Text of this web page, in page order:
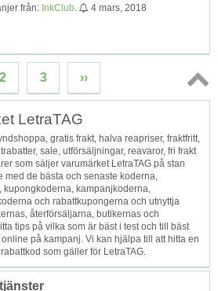
från: InkClub 4 mars, 2018
2 3 ››
Topp
LetraTAG
gratis frakt, halva reapriser, fraktfritt,
sale, utförsäljningar, reavaror, fri frakt
som säljer varumärket LetraTAG på stan
de bästa och senaste koderna,
kampanjkoderna,
och rabattkupongerna och utnyttja
återförsäljarna, butikernas och
tips på vilka som är bäst i test och till bäst
på kampanj. Vi kan hjälpa till att hitta en
som gäller för LetraTAG.